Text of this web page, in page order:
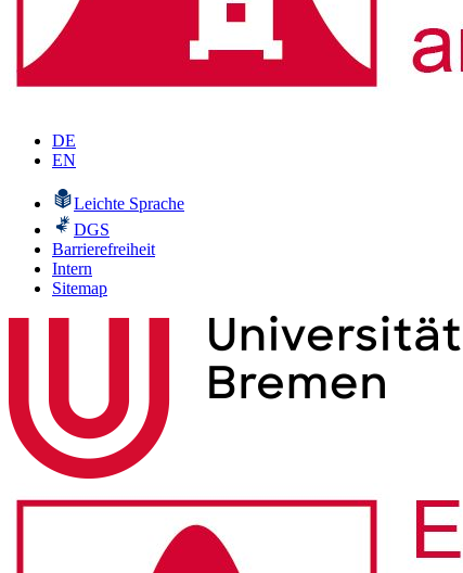
DE
EN
Leichte Sprache
DGS
Barrierefreiheit
Intern
Sitemap